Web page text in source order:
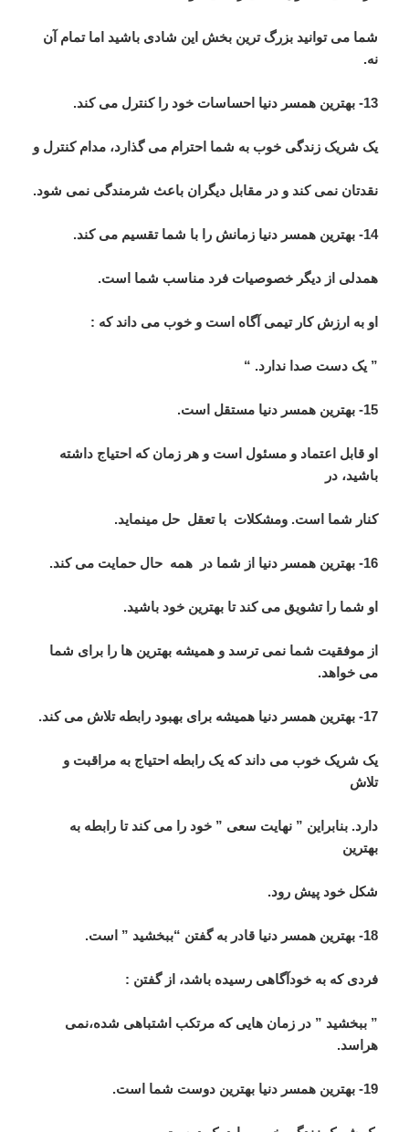
شما می توانید بزرگ ترین بخش این شادی باشید اما تمام آن
نه.
13- بهترین همسر دنیا احساسات خود را کنترل می کند.
یک شریک زندگی خوب به شما احترام می گذارد، مدام کنترل و
نقدتان نمی کند و در مقابل دیگران باعث شرمندگی نمی شود.
14- بهترین همسر دنیا زمانش را با شما تقسیم می کند.
همدلی از دیگر خصوصیات فرد مناسب شما است.
او به ارزش کار تیمی آگاه است و خوب می داند که :
” یک دست صدا ندارد. “
15- بهترین همسر دنیا مستقل است.
او قابل اعتماد و مسئول است و هر زمان که احتیاج داشته
باشید، در
کنار شما است. ومشکلات با تعقل حل مینماید.
16- بهترین همسر دنیا از شما در همه حال حمایت می کند.
او شما را تشویق می کند تا بهترین خود باشید.
از موفقیت شما نمی ترسد و همیشه بهترین ها را برای شما
می خواهد.
17- بهترین همسر دنیا همیشه برای بهبود رابطه تلاش می کند.
یک شریک خوب می داند که یک رابطه احتیاج به مراقبت و
تلاش
دارد. بنابراین ” نهایت سعی ” خود را می کند تا رابطه به
بهترین
شکل خود پیش رود.
18- بهترین همسر دنیا قادر به گفتن “ببخشید ” است.
فردی که به خودآگاهی رسیده باشد، از گفتن :
” ببخشید ” در زمان هایی که مرتکب اشتباهی شده،نمی
هراسد.
19- بهترین همسر دنیا بهترین دوست شما است.